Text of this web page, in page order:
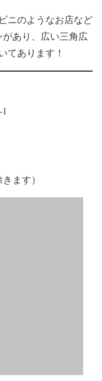
ニのようなお店など
あり、広い三角広
てあります！
ます）